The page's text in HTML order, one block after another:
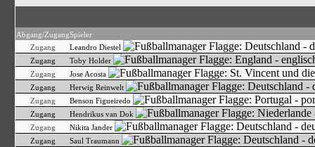
Abgang/ZugangSpieler
Zugang
Leandro Diestel
Zugang
Toby Holder
Zugang
Jose Acosta
Zugang
Herwig Reinwelt
Zugang
Benson Figueiredo
Zugang
Hendrikus van Dok
Zugang
Nikita Jander
Zugang
Saul Traumann